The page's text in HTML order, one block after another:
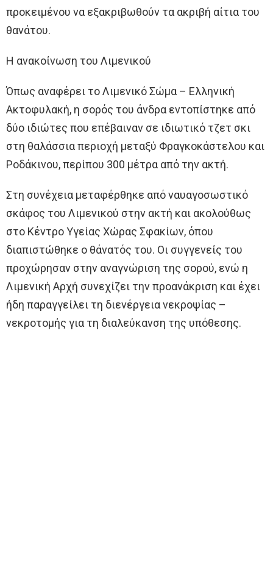
προκειμένου να εξακριβωθούν τα ακριβή αίτια του
θανάτου.
Η ανακοίνωση του Λιμενικού
Όπως αναφέρει το Λιμενικό Σώμα – Ελληνική
Ακτοφυλακή, η σορός του άνδρα εντοπίστηκε από
δύο ιδιώτες που επέβαιναν σε ιδιωτικό τζετ σκι
στη θαλάσσια περιοχή μεταξύ Φραγκοκάστελου και
Ροδάκινου, περίπου 300 μέτρα από την ακτή.
Στη συνέχεια μεταφέρθηκε από ναυαγοσωστικό
σκάφος του Λιμενικού στην ακτή και ακολούθως
στο Κέντρο Υγείας Χώρας Σφακίων, όπου
διαπιστώθηκε ο θάνατός του. Οι συγγενείς του
προχώρησαν στην αναγνώριση της σορού, ενώ η
Λιμενική Αρχή συνεχίζει την προανάκριση και έχει
ήδη παραγγείλει τη διενέργεια νεκροψίας –
νεκροτομής για τη διαλεύκανση της υπόθεσης.